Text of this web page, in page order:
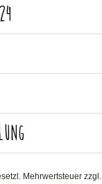
Mehrwertsteuer zzgl.